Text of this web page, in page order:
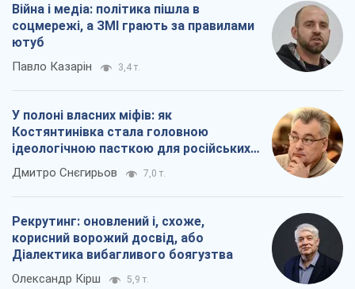
Війна і медіа: політика пішла в
соцмережі, а ЗМІ грають за правилами
ютуб
Павло Казарін 3,4 т.
У полоні власних міфів: як
Костянтинівка стала головною
ідеологічною пасткою для російських
окупантів
Дмитро Снєгирьов 7,0 т.
Рекрутинг: оновлений і, схоже,
корисний ворожий досвід, або
Діалектика вибагливого боягузтва
Олександр Кірш 5,9 т.